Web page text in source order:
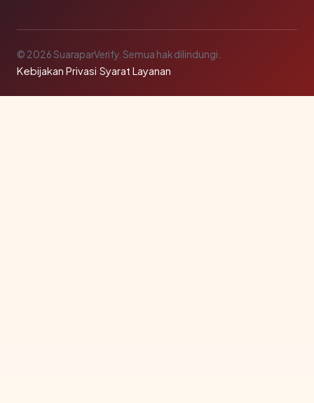
© 2026 SuaraparVerify. Semua hak dilindungi.
Kebijakan Privasi·Syarat Layanan